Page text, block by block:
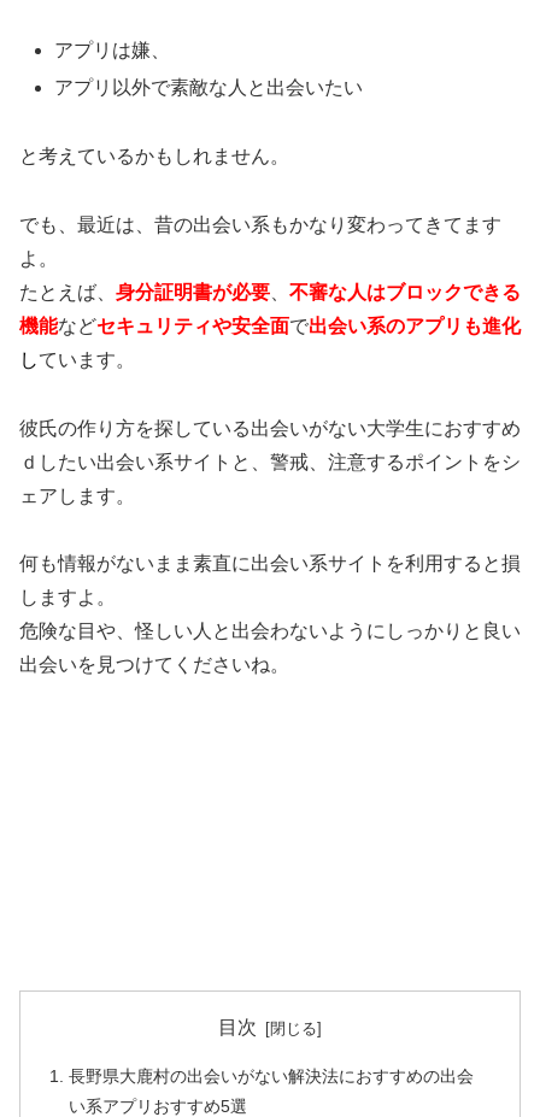
アプリは嫌、
アプリ以外で素敵な人と出会いたい
と考えているかもしれません。
でも、最近は、昔の出会い系もかなり変わってきてます
よ。
たとえば、 身分証明書が必要
不審な人はブロックできる
機能などセキュリティや安全面で出会い系のアプリも進化
しています。
彼氏の作り方を探している出会いがない大学生におすすめ
ｄしたい出会い系サイトと、警戒、注意するポイントをシ
ェアします。
何も情報がないまま素直に出会い系サイトを利用すると損
しますよ。
危険な目や、怪しい人と出会わないようにしっかりと良い
出会いを見つけてくださいね。
目次
長野県大鹿村の出会いがない解決法におすすめの出会
い系アプリおすすめ5選